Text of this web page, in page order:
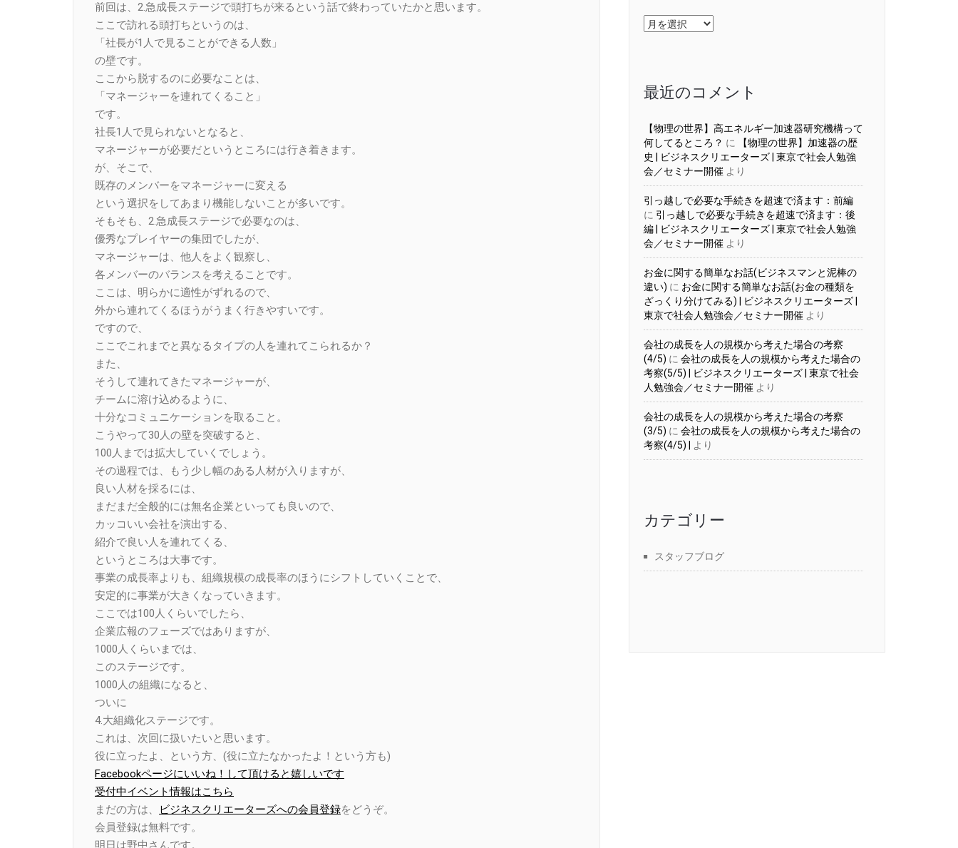
前回は、2.急成長ステージで頭打ちが来るという話で終わっていたかと思います。
ここで訪れる頭打ちというのは、
「社長が1人で見ることができる人数」
の壁です。
ここから脱するのに必要なことは、
「マネージャーを連れてくること」
です。
社長1人で見られないとなると、
マネージャーが必要だというところには行き着きます。
が、そこで、
既存のメンバーをマネージャーに変える
という選択をしてあまり機能しないことが多いです。
そもそも、2.急成長ステージで必要なのは、
優秀なプレイヤーの集団でしたが、
マネージャーは、他人をよく観察し、
各メンバーのバランスを考えることです。
ここは、明らかに適性がずれるので、
外から連れてくるほうがうまく行きやすいです。
ですので、
ここでこれまでと異なるタイプの人を連れてこられるか？
また、
そうして連れてきたマネージャーが、
チームに溶け込めるように、
十分なコミュニケーションを取ること。
こうやって30人の壁を突破すると、
100人までは拡大していくでしょう。
その過程では、もう少し幅のある人材が入りますが、
良い人材を採るには、
まだまだ全般的には無名企業といっても良いので、
カッコいい会社を演出する、
紹介で良い人を連れてくる、
というところは大事です。
事業の成長率よりも、組織規模の成長率のほうにシフトしていくことで、
安定的に事業が大きくなっていきます。
ここでは100人くらいでしたら、
企業広報のフェーズではありますが、
1000人くらいまでは、
このステージです。
1000人の組織になると、
ついに
4.大組織化ステージです。
これは、次回に扱いたいと思います。
役に立ったよ、という方、(役に立たなかったよ！という方も)
Facebookページにいいね！して頂けると嬉しいです
受付中イベント情報はこちら
まだの方は、
ビジネスクリエーターズへの会員登録をどうぞ。
会員登録は無料です。
明日は野中さんです。
ア
ー
最近のコメント
【物理の世界】高エネルギー加速器研究機構って
何してるところ？ に
【物理の世界】加速器の歴
史 | ビジネスクリエーターズ | 東京で社会人勉強
会／セミナー開催 より
引っ越しで必要な手続きを超速で済ます：前編
に 引っ越しで必要な手続きを超速で済ます：後
編 | ビジネスクリエーターズ | 東京で社会人勉強
会／セミナー開催 より
お金に関する簡単なお話(ビジネスマンと泥棒の
違い) に お金に関する簡単なお話(お金の種類を
ざっくり分けてみる) | ビジネスクリエーターズ |
東京で社会人勉強会／セミナー開催 より
会社の成長を人の規模から考えた場合の考察
(4/5) に 会社の成長を人の規模から考えた場合の
考察(5/5) | ビジネスクリエーターズ | 東京で社会
人勉強会／セミナー開催 より
会社の成長を人の規模から考えた場合の考察
(3/5) に 会社の成長を人の規模から考えた場合の
考察(4/5) |
より
カテゴリー
スタッフブログ